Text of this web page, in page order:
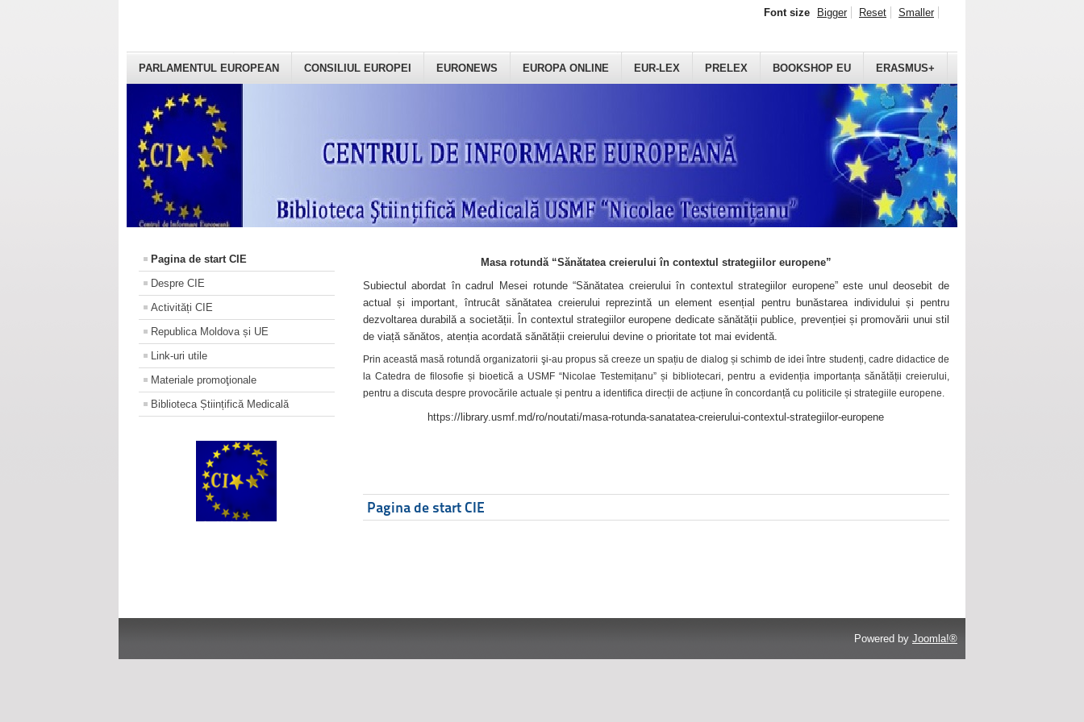
PARLAMENTUL EUROPEAN CONSILIUL EUROPEI EURONEWS EUROPA ONLINE EUR-LEX PRELEX BOOKSHOP EU ERASMUS+
Font size Bigger Reset Smaller
Pagina de start CIE
Despre CIE
Activități CIE
Republica Moldova și UE
Link-uri utile
Materiale promoţionale
Biblioteca Științifică Medicală
Masa rotundă “Sănătatea creierului în contextul strategiilor europene”
Subiectul abordat în cadrul Mesei rotunde “Sănătatea creierului în contextul strategiilor europene” este unul deosebit de
actual și important, întrucât sănătatea creierului reprezintă un element esențial pentru bunăstarea individului și pentru
dezvoltarea durabilă a societății. În contextul strategiilor europene dedicate sănătății publice, prevenției și promovării unui stil
de viață sănătos, atenția acordată sănătății creierului devine o prioritate tot mai evidentă.
Prin această masă rotundă organizatorii şi-au propus să creeze un spațiu de dialog și schimb de idei între studenți, cadre didactice de
la Catedra de filosofie și bioetică a USMF “Nicolae Testemițanu” și bibliotecari, pentru a evidenția importanța sănătății creierului,
pentru a discuta despre provocările actuale și pentru a identifica direcții de acțiune în concordanță cu politicile și strategiile europene.
https://library.usmf.md/ro/noutati/masa-rotunda-sanatatea-creierului-contextul-strategiilor-europene
Pagina de start CIE
Powered by Joomla!®